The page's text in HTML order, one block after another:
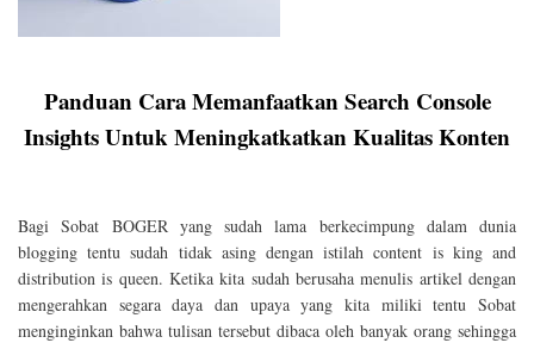
Panduan Cara Memanfaatkan Search Console
Insights Untuk Meningkatkatkan Kualitas Konten
Bagi Sobat BOGER yang sudah lama berkecimpung dalam dunia
blogging tentu sudah tidak asing dengan istilah content is king and
distribution is queen. Ketika kita sudah berusaha menulis artikel dengan
mengerahkan segara daya dan upaya yang kita miliki tentu Sobat
menginginkan bahwa tulisan tersebut dibaca oleh banyak orang sehingga